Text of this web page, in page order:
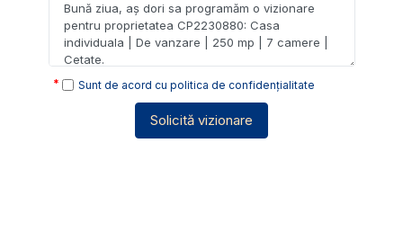
Sunt de acord cu politica de confidențialitate
Solicită vizionare